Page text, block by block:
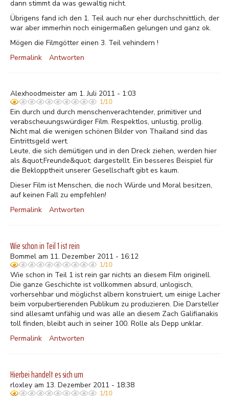
dann stimmt da was gewaltig nicht.
Übrigens fand ich den 1. Teil auch nur eher durchschnittlich, der
war aber immerhin noch einigermaßen gelungen und ganz ok.
Mögen die Filmgötter einen 3. Teil vehindern !
Permalink
Antworten
Alexhoodmeister am 1. Juli 2011 - 1:03
1/10
Ein durch und durch menschenverachtender, primitiver und
verabscheuungswürdiger Film. Respektlos, unlustig, prollig.
Nicht mal die wenigen schönen Bilder von Thailand sind das
Eintrittsgeld wert.
Leute, die sich demütigen und in den Dreck ziehen, werden hier
als &quot;Freunde&quot; dargestellt. Ein besseres Beispiel für
die Beklopptheit unserer Gesellschaft gibt es kaum.
Dieser Film ist Menschen, die noch Würde und Moral besitzen,
auf keinen Fall zu empfehlen!
Permalink
Antworten
Wie schon in Teil 1 ist rein
Bommel am 11. Dezember 2011 - 16:12
1/10
Wie schon in Teil 1 ist rein gar nichts an diesem Film originell.
Die ganze Geschichte ist vollkommen absurd, unlogisch,
vorhersehbar und möglichst albern konstruiert, um einige Lacher
beim vorpubertierenden Publikum zu produzieren. Die Darsteller
sind allesamt unfähig und was alle an diesem Zach Galifianakis
toll finden, bleibt auch in seiner 100. Rolle als Depp unklar.
Permalink
Antworten
Hierbei handelt es sich um
rloxley am 13. Dezember 2011 - 18:38
1/10